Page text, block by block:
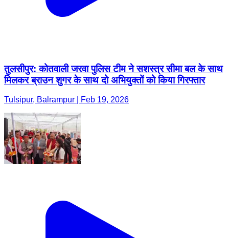
तुलसीपुर: कोतवाली जरवा पुलिस टीम ने सशस्त्र सीमा बल के साथ
मिलकर ब्राउन शुगर के साथ दो अभियुक्तों को किया गिरफ्तार
Tulsipur, Balrampur | Feb 19, 2026